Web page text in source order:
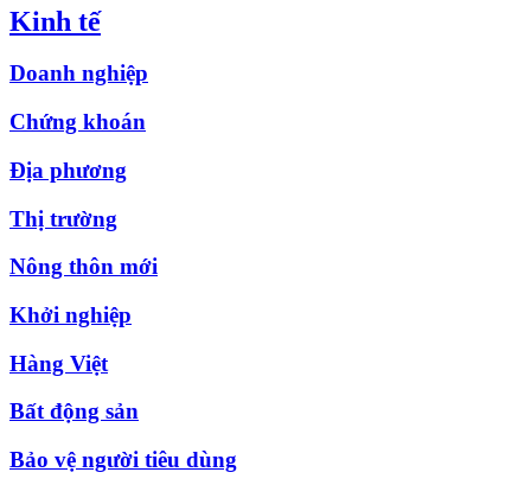
Kinh tế
Doanh nghiệp
Chứng khoán
Địa phương
Thị trường
Nông thôn mới
Khởi nghiệp
Hàng Việt
Bất động sản
Bảo vệ người tiêu dùng